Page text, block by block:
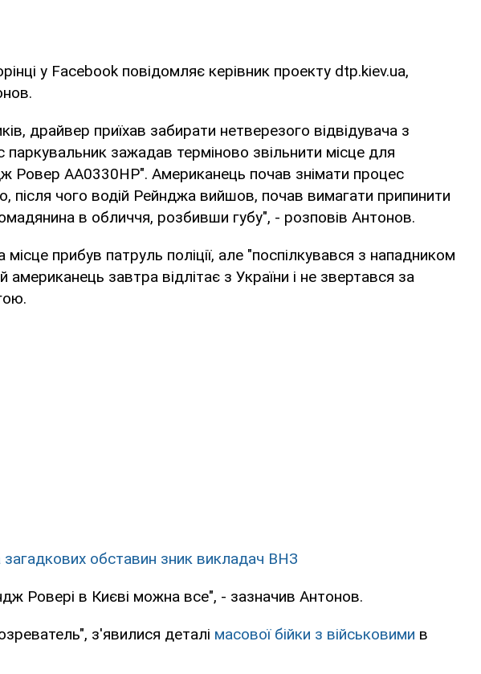
у Facebook повідомляє керівник проекту dtp.kiev.ua,
драйвер приїхав забирати нетверезого відвідувача з
паркувальник зажадав терміново звільнити місце для
Ровер АА0330НР". Американець почав знімати процес
після чого водій Рейнджа вийшов, почав вимагати припинити
в обличчя, розбивши губу", - розповів Антонов.
прибув патруль поліції, але "поспілкувався з нападником
американець завтра відлітає з України і не звертався за
загадкових обставин зник викладач ВНЗ
Ровері в Києві можна все", - зазначив Антонов.
з'явилися деталі масової бійки з військовими в